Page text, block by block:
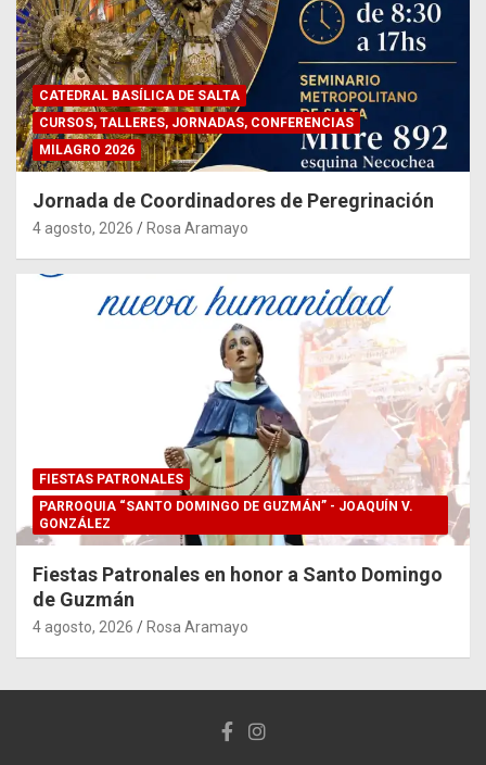
CATEDRAL BASÍLICA DE SALTA
CURSOS, TALLERES, JORNADAS, CONFERENCIAS
MILAGRO 2026
Jornada de Coordinadores de Peregrinación
4 agosto, 2026 Rosa Aramayo
FIESTAS PATRONALES
PARROQUIA “SANTO DOMINGO DE GUZMÁN” - JOAQUÍN V.
GONZÁLEZ
Fiestas Patronales en honor a Santo Domingo
de Guzmán
4 agosto, 2026 Rosa Aramayo